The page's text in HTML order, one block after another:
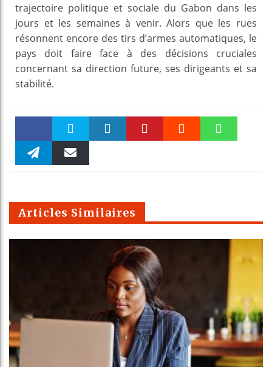
trajectoire politique et sociale du Gabon dans les
jours et les semaines à venir. Alors que les rues
résonnent encore des tirs d’armes automatiques, le
pays doit faire face à des décisions cruciales
concernant sa direction future, ses dirigeants et sa
stabilité.
Faceboo Twitter
m
Articles Similaires